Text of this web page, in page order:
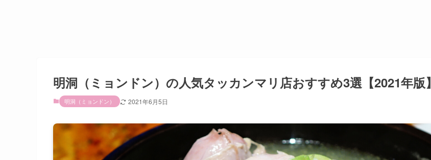
明洞（ミョンドン）の人気タッカンマリ店おすすめ3選【2021年版】
明洞（ミョンドン） 2021年6月5日